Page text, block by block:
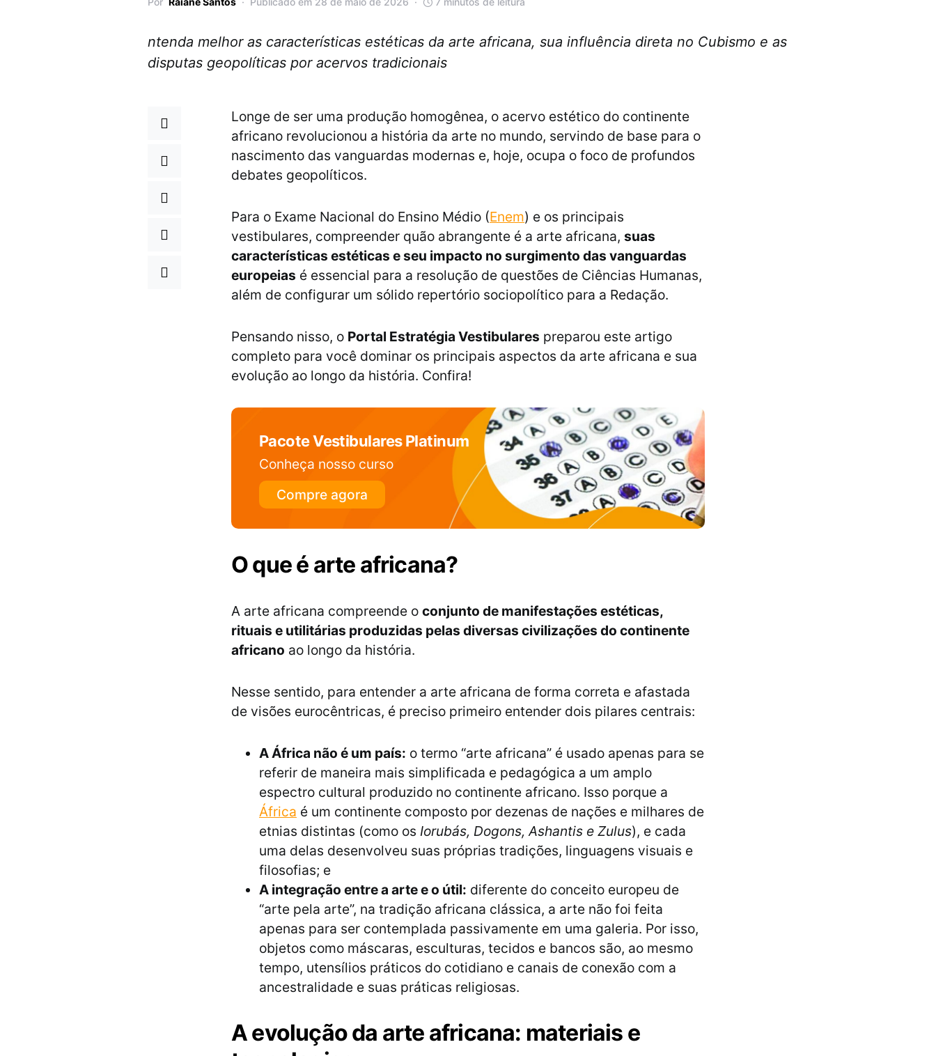
ntenda melhor as características estéticas da arte africana, sua influência direta no Cubismo e as
disputas geopolíticas por acervos tradicionais
Longe de ser uma produção homogênea, o acervo estético do continente
africano revolucionou a história da arte no mundo, servindo de base para o
nascimento das vanguardas modernas e, hoje, ocupa o foco de profundos
debates geopolíticos.
Para o Exame Nacional do Ensino Médio (Enem) e os principais
vestibulares, compreender quão abrangente é a arte africana, suas
características estéticas e seu impacto no surgimento das vanguardas
europeias é essencial para a resolução de questões de Ciências Humanas,
além de configurar um sólido repertório sociopolítico para a Redação.
Pensando nisso, o Portal Estratégia Vestibulares preparou este artigo
completo para você dominar os principais aspectos da arte africana e sua
evolução ao longo da história. Confira!
Pacote Vestibulares Platinum
Conheça nosso curso
Compre agora
O que é arte africana?
A arte africana compreende o conjunto de manifestações estéticas,
rituais e utilitárias produzidas pelas diversas civilizações do continente
africano ao longo da história.
Nesse sentido, para entender a arte africana de forma correta e afastada
de visões eurocêntricas, é preciso primeiro entender dois pilares centrais:
A África não é um país: o termo “arte africana” é usado apenas para se
referir de maneira mais simplificada e pedagógica a um amplo
espectro cultural produzido no continente africano. Isso porque a
África é um continente composto por dezenas de nações e milhares de
etnias distintas (como os Iorubás, Dogons, Ashantis e Zulus), e cada
uma delas desenvolveu suas próprias tradições, linguagens visuais e
filosofias; e
A integração entre a arte e o útil: diferente do conceito europeu de
“arte pela arte”, na tradição africana clássica, a arte não foi feita
apenas para ser contemplada passivamente em uma galeria. Por isso,
objetos como máscaras, esculturas, tecidos e bancos são, ao mesmo
tempo, utensílios práticos do cotidiano e canais de conexão com a
ancestralidade e suas práticas religiosas.
A evolução da arte africana: materiais e